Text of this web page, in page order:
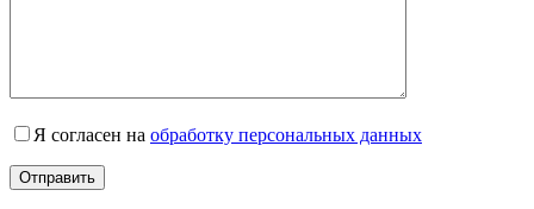
Я согласен на обработку персональных данных